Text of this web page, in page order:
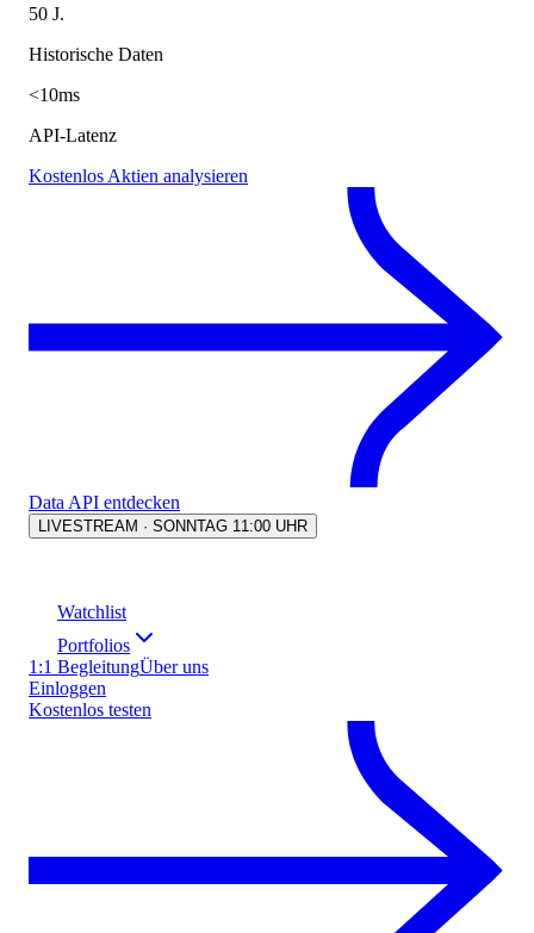
50 J.
Historische Daten
<10ms
API-Latenz
Kostenlos Aktien analysieren
Data API entdecken
LIVESTREAM · SONNTAG 11:00 UHR
Watchlist
Portfolios
1:1 BegleitungÜber uns
Einloggen
Kostenlos testen